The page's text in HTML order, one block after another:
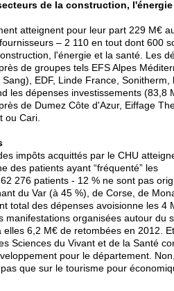
de la construction,
atteignent pour leur part 229 M€
– 2 110 en tout dont 600
l'énergie et la santé. Les
de groupes tels EFS Alpes
EDF, Linde France, Sonitherm,
les dépenses investissements (83,8
de Dumez Côte d'Azur, Eiffage
ou Cari.
impôts acquittés par le CHU
des patients ayant “fréquenté” les
276 patients - 12 % ne sont pas
du Var (à 45 %), de Corse, de
total des dépenses avoisionne les 4
manifestations organisées autour du
6,2 M€ de retombées en 2012.
Sciences du Vivant et de la Santé
pour le département.
que sur le tourisme pour